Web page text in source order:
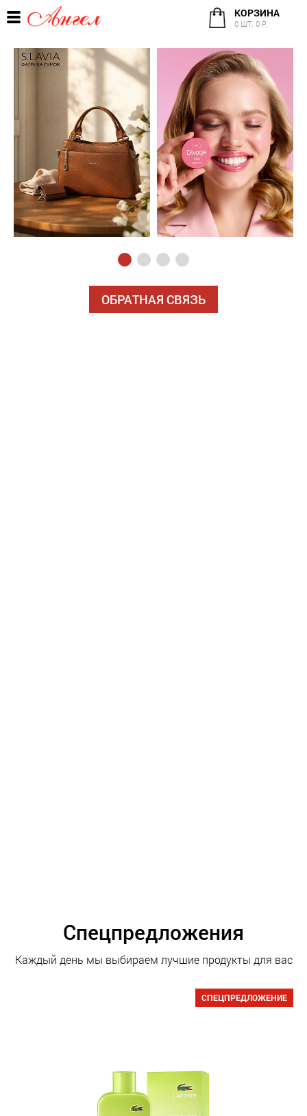
КОРЗИНА
0 ШТ. 0 Р.
ОБРАТНАЯ СВЯЗЬ
Спецпредложения
Каждый день мы выбираем лучшие продукты для вас
СПЕЦПРЕДЛОЖЕНИЕ